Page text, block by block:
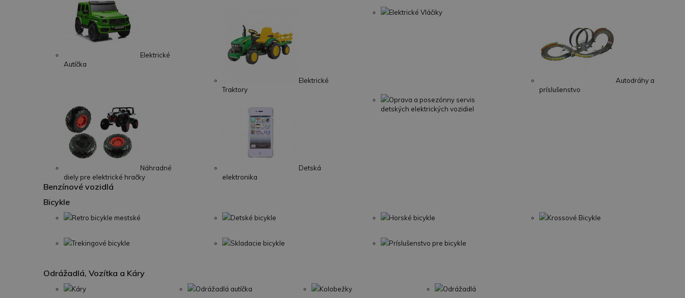
Elektrické
Autíčka
Elektrické
Traktory
Elektrické Vláčiky
Autodráhy a
príslušenstvo
Náhradné
diely pre elektrické hračky
Detská
elektronika
Oprava a posezónny servis
detských elektrických vozidiel
Benzínové vozidlá
Bicykle
Retro bicykle mestské Detské bicykle Horské bicykle Krossové Bicykle
Trekingové bicykle Skladacie bicykle Príslušenstvo pre bicykle
Odrážadlá, Vozítka a Káry
Káry Odrážadlá autíčka Kolobežky Odrážadlá